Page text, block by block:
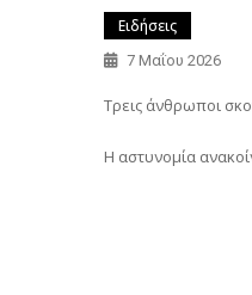
Ειδήσεις
7 Μαΐου 2026
Τρεις άνθρωποι
Η αστυνομία